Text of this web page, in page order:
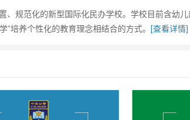
规范化的新型国际化民办学校。学校目前含幼
培养个性化的教育理念相结合的方式。 [查看详情]